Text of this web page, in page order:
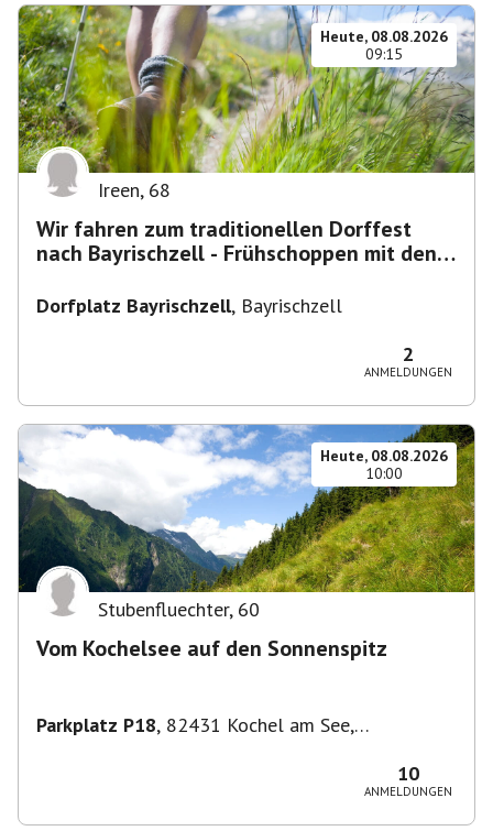
Heute, 08.08.2026
09:15
Ireen, 68
Wir fahren zum traditionellen Dorffest
nach Bayrischzell - Frühschoppen mit den
Dorfplatz Bayrischzell, Bayrischzell
2
ANMELDUNGEN
Heute, 08.08.2026
10:00
Stubenfluechter, 60
Vom Kochelsee auf den Sonnenspitz
Parkplatz P18, 82431 Kochel am See,
10
ANMELDUNGEN